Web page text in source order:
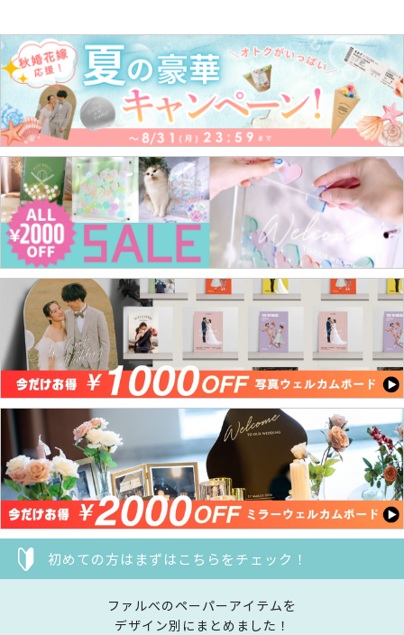
初めての方はまずはこちらをチェック！
ファルべのペーパーアイテムを
デザイン別にまとめました！